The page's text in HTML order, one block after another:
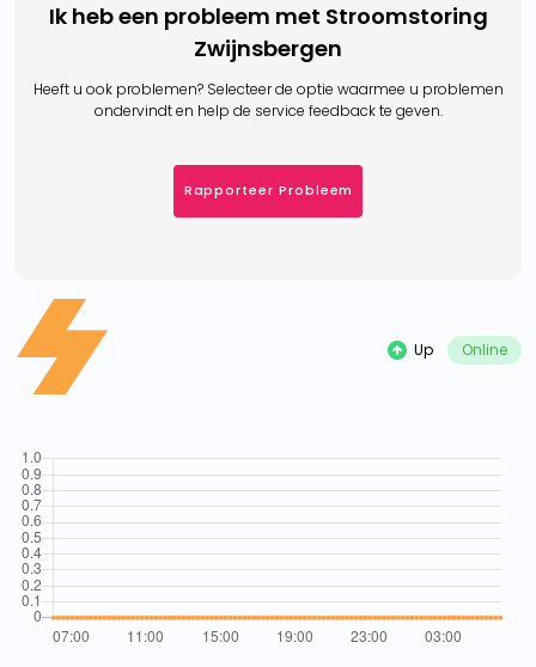
Ik heb een probleem met Stroomstoring
Zwijnsbergen
Heeft u ook problemen? Selecteer de optie waarmee u problemen
ondervindt en help de service feedback te geven.
Rapporteer Probleem
Up Online